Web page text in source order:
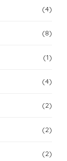
(4)
(8)
(1)
(4)
(2)
(2)
(2)